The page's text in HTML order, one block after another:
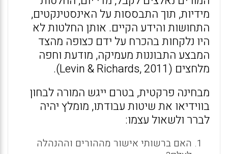
מידיות, תוך התבססות על האינסטינקטים,
התחושות והידע הקיים. אותן החלטות לא
היו נלקחות בהכרח על ידם כצופה מהצד
המבצע התבוננות מעמיקה, מודעת וחפה
מלחצים (Levin & Richards, 2011).
מבחינה פרקטית, בטרם ייגש המורה לבחון
בווידיאו את שיטות עבודתו, מומלץ יהיה
לברר ולשאול עצמו:
האם ברשותי אישור מההורים וההנהלה